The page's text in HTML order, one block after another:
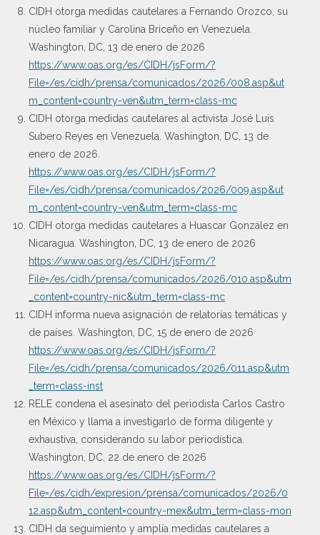
CIDH otorga medidas cautelares a Fernando Orozco, su
núcleo familiar y Carolina Briceño en Venezuela.
Washington, DC, 13 de enero de 2026
https://www.oas.org/es/CIDH/jsForm/?
File=/es/cidh/prensa/comunicados/2026/008.asp&ut
m_content=country-ven&utm_term=class-mc
CIDH otorga medidas cautelares al activista José Luis
Subero Reyes en Venezuela. Washington, DC, 13 de
enero de 2026.
https://www.oas.org/es/CIDH/jsForm/?
File=/es/cidh/prensa/comunicados/2026/009.asp&ut
m_content=country-ven&utm_term=class-mc
CIDH otorga medidas cautelares a Huascar González en
Nicaragua. Washington, DC, 13 de enero de 2026
https://www.oas.org/es/CIDH/jsForm/?
File=/es/cidh/prensa/comunicados/2026/010.asp&utm
_content=country-nic&utm_term=class-mc
CIDH informa nueva asignación de relatorías temáticas y
de países. Washington, DC, 15 de enero de 2026
https://www.oas.org/es/CIDH/jsForm/?
File=/es/cidh/prensa/comunicados/2026/011.asp&utm
_term=class-inst
RELE condena el asesinato del periodista Carlos Castro
en México y llama a investigarlo de forma diligente y
exhaustiva, considerando su labor periodística.
Washington, DC, 22 de enero de 2026
https://www.oas.org/es/CIDH/jsForm/?
File=/es/cidh/expresion/prensa/comunicados/2026/0
12.asp&utm_content=country-mex&utm_term=class-mon
CIDH da seguimiento y amplía medidas cautelares a